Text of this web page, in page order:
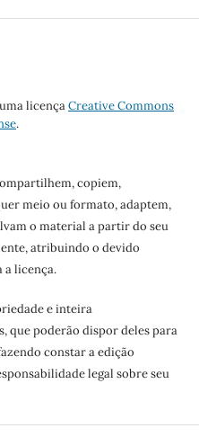
licençaCreative Commons
.
copiem,
meio ou formato, adaptem,
o material a partir do seu
atribuindo o devido
a licença.
e inteira
que poderão dispor deles para
constar a edição
legal sobre seu